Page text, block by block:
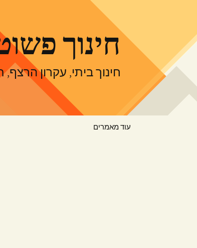
חינוך
חינוך ביתי, עקרון
עוד מאמרים